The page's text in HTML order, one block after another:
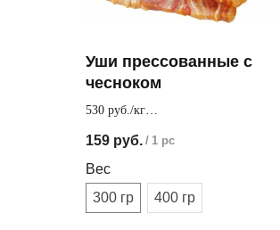
Уши прессованные с
чесноком
530 руб./кг
удовольствием!
159 руб. / 1 pc
Вес
300 гр
400 гр